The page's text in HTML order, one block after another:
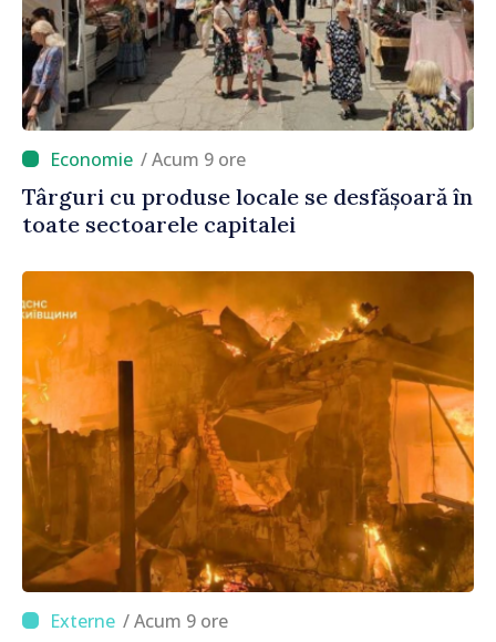
/ Acum 9 ore
Târguri cu produse locale se desfășoară în
toate sectoarele capitalei
/ Acum 9 ore